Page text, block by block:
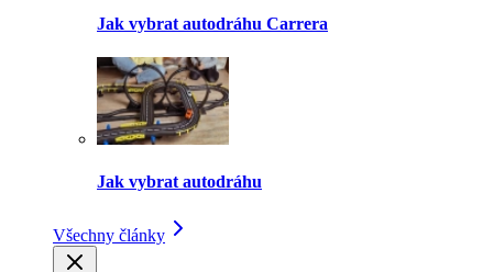
Jak vybrat autodráhu Carrera
Jak vybrat autodráhu
Všechny články